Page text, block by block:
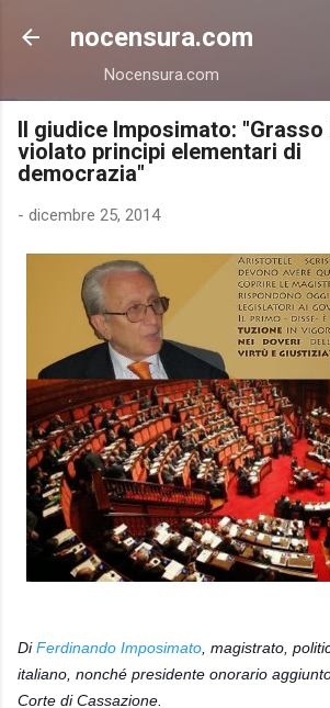
Passa ai contenuti
nocensura.com
Nocensura.com
Il giudice Imposimato: "Grasso
violato principi elementari di
democrazia"
- dicembre 25, 2014
DiFerdinando Imposimato magistrato,
italiano, nonché presidente onorario
Corte di Cassazione.